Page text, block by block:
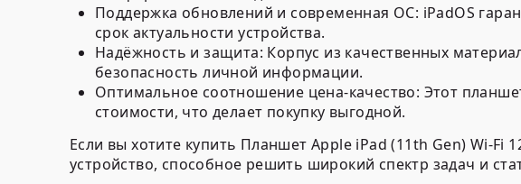
Поддержка обновлений и современная ОС: iPadOS
срок актуальности устройства.
Надёжность и защита: Корпус из качественных
безопасность личной информации.
Оптимальное соотношение цена-качество: Этот
стоимости, что делает покупку выгодной.
Если вы хотите купить Планшет Apple iPad (11th Gen) Wi-
устройство, способное решить широкий спектр задач и